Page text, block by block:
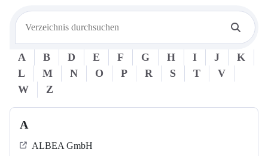
A B D E F G H I J
K
L
M N O P R S T
V
W
Z
A
ALBEA GmbH